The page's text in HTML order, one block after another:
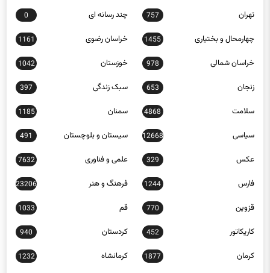
تهران 757 چند رسانه ای 0
چهارمحال و بختیاری 1455 خراسان رضوی 1161
خراسان شمالی 978 خوزستان 1042
زنجان 653 سبک زندگی 397
سلامت 4868 سمنان 1185
سیاسی 12668 سیستان و بلوچستان 491
عکس 329 علمی و فناوری 7632
فارس 1244 فرهنگ و هنر 23206
قزوین 770 قم 1033
کاریکاتور 452 کردستان 940
کرمان 1877 کرمانشاه 1232